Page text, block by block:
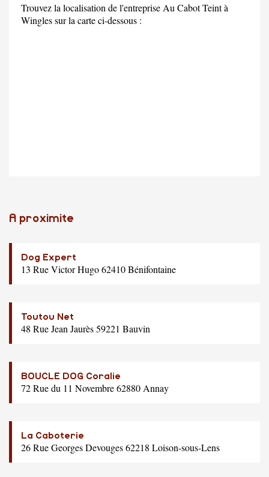
Trouvez la localisation de l'entreprise Au Cabot Teint à
Wingles sur la carte ci-dessous :
A proximite
Dog Expert
13 Rue Victor Hugo 62410 Bénifontaine
Toutou Net
48 Rue Jean Jaurès 59221 Bauvin
BOUCLE DOG Coralie
72 Rue du 11 Novembre 62880 Annay
La Caboterie
26 Rue Georges Devouges 62218 Loison-sous-Lens